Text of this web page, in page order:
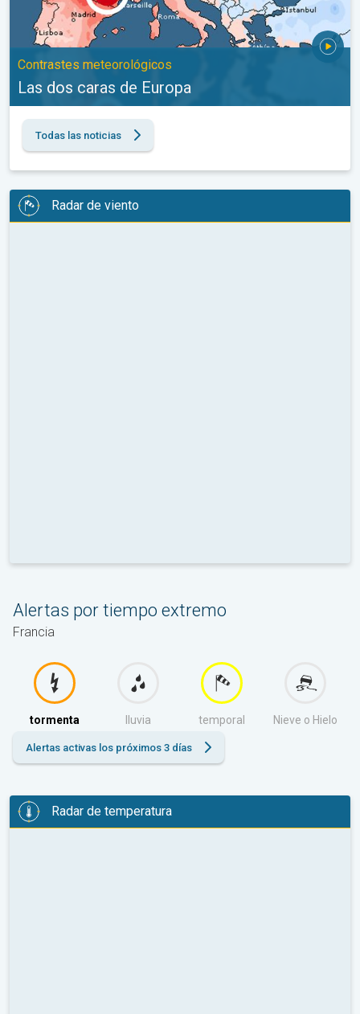
Contrastes meteorológicos
Las dos caras de Europa
Todas las noticias
Radar de viento
Alertas por tiempo extremo
Francia
tormenta lluvia temporal Nieve o Hielo
Alertas activas los próximos 3 días
Radar de temperatura